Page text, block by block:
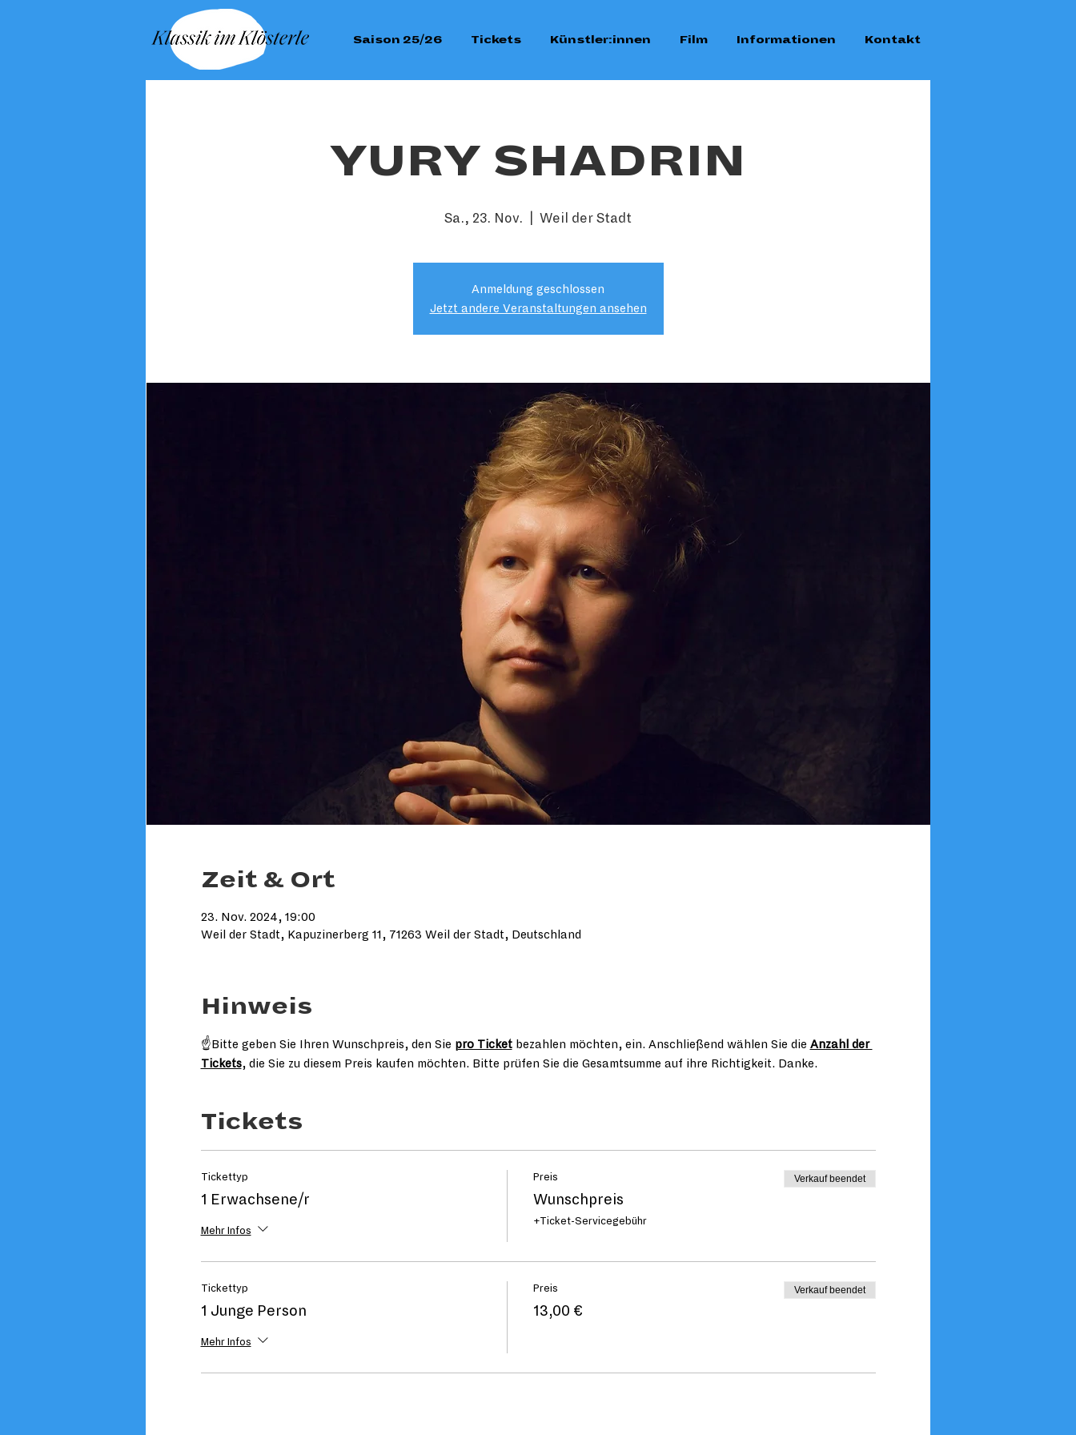
Saison 25/26 Tickets Künstler:innen Film Informationen Kontakt
YURY SHADRIN
Sa., 23. Nov. Weil der Stadt
Anmeldung geschlossen
Jetzt andere Veranstaltungen ansehen
Zeit & Ort
23. Nov. 2024, 19:00
Weil der Stadt, Kapuzinerberg 11, 71263 Weil der Stadt, Deutschland
Hinweis
☝️Bitte geben Sie Ihren Wunschpreis, den Sie pro Ticket bezahlen möchten, ein. Anschließend wählen Sie die Anzahl der
Tickets, die Sie zu diesem Preis kaufen möchten. Bitte prüfen Sie die Gesamtsumme auf ihre Richtigkeit. Danke.
Tickets
Tickettyp
1 Erwachsene/r
Mehr Infos
Preis
Wunschpreis
+Ticket-Servicegebühr
Verkauf beendet
Tickettyp
1 Junge Person
Mehr Infos
Preis
13,00 €
Verkauf beendet